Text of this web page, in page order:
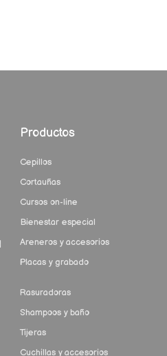
Productos
Cepillos
Cortauñas
Cursos on-line
Bienestar especial
Areneros y accesorios
Placas y grabado
Rasuradoras
Shampoos y baño
Tijeras
Cuchillas y accesorios